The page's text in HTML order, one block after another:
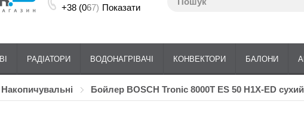
+38 (067) Показати
РАДІАТОРИ ВОДОНАГРІВАЧІ КОНВЕКТОРИ БАЛОНИ
накопичувальні Бойлер BOSCH Tronic 8000T ES 50 H1X-ED